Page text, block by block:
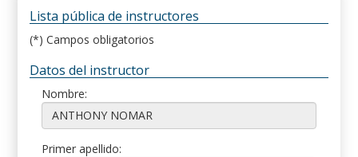
Lista pública de instructores
(*) Campos obligatorios
Datos del instructor
Nombre:
Primer apellido: